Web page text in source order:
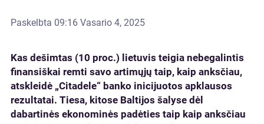
Paskelbta 09:16 Vasario 4, 2025
Kas dešimtas (10 proc.) lietuvis teigia nebegalintis
finansiškai remti savo artimųjų taip, kaip anksčiau,
atskleidė „Citadele“ banko inicijuotos apklausos
rezultatai. Tiesa, kitose Baltijos šalyse dėl
dabartinės ekonominės padėties taip kaip anksčiau